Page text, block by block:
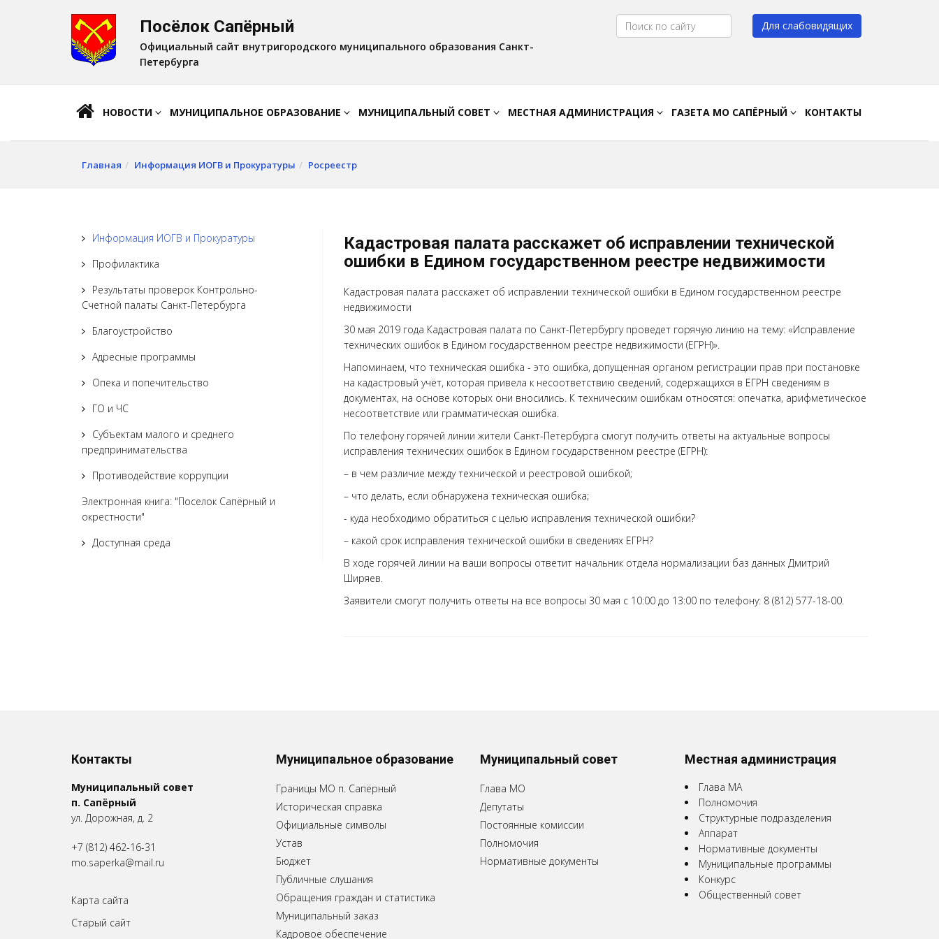
Шрифт:
A A Цвет:A A A A
Посёлок Сапёрный
Официальный сайт внутригородского муниципального образования Санкт-
Петербурга
Для слабовидящих
НОВОСТИ МУНИЦИПАЛЬНОЕ ОБРАЗОВАНИЕ МУНИЦИПАЛЬНЫЙ СОВЕТ МЕСТНАЯ АДМИНИСТРАЦИЯ ГАЗЕТА МО САПЁРНЫЙ КОНТАКТЫ
Главная Информация ИОГВ и Прокуратуры Росреестр
Информация ИОГВ и Прокуратуры
Профилактика
Результаты проверок Контрольно-
Счетной палаты Санкт-Петербурга
Благоустройство
Адресные программы
Опека и попечительство
ГО и ЧС
Субъектам малого и среднего
предпринимательства
Противодействие коррупции
Электронная книга: "Поселок Сапёрный и
окрестности"
Доступная среда
Кадастровая палата расскажет об исправлении технической
ошибки в Едином государственном реестре недвижимости
Кадастровая палата расскажет об исправлении технической ошибки в Едином государственном реестре
недвижимости
30 мая 2019 года Кадастровая палата по Санкт-Петербургу проведет горячую линию на тему: «Исправление
технических ошибок в Едином государственном реестре недвижимости (ЕГРН)».
Напоминаем, что техническая ошибка - это ошибка, допущенная органом регистрации прав при постановке
на кадастровый учёт, которая привела к несоответствию сведений, содержащихся в ЕГРН сведениям в
документах, на основе которых они вносились. К техническим ошибкам относятся: опечатка, арифметическое
несоответствие или грамматическая ошибка.
По телефону горячей линии жители Санкт-Петербурга смогут получить ответы на актуальные вопросы
исправления технических ошибок в Едином государственном реестре (ЕГРН):
– в чем различие между технической и реестровой ошибкой;
– что делать, если обнаружена техническая ошибка;
- куда необходимо обратиться с целью исправления технической ошибки?
– какой срок исправления технической ошибки в сведениях ЕГРН?
В ходе горячей линии на ваши вопросы ответит начальник отдела нормализации баз данных Дмитрий
Ширяев.
Заявители смогут получить ответы на все вопросы 30 мая с 10:00 до 13:00 по телефону: 8 (812) 577-18-00.
Контакты
Муниципальный совет
п. Сапёрный
ул. Дорожная, д. 2
+7 (812) 462-16-31
mo.saperka@mail.ru
Карта сайта
Старый сайт
Муниципальное образование
Границы МО п. Сапёрный
Историческая справка
Официальные символы
Устав
Бюджет
Публичные слушания
Обращения граждан и статистика
Муниципальный заказ
Кадровое обеспечение
Муниципальный совет
Глава МО
Депутаты
Постоянные комиссии
Полномочия
Нормативные документы
Местная администрация
Глава МА
Полномочия
Структурные подразделения
Аппарат
Нормативные документы
Муниципальные программы
Конкурс
Общественный совет